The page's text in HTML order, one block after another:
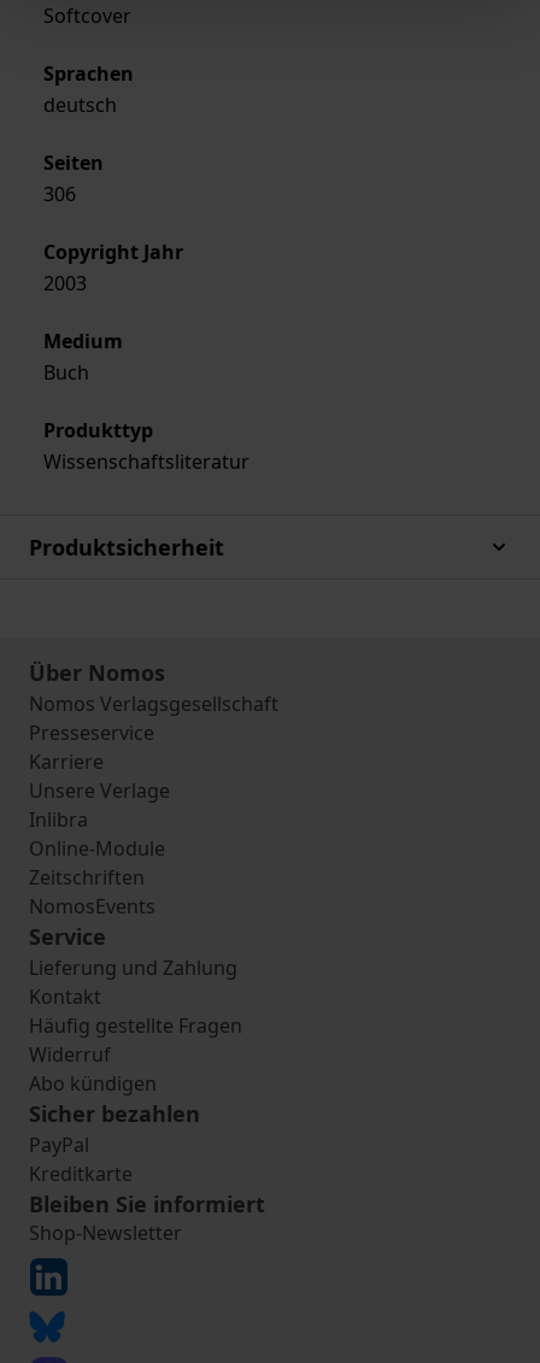
Softcover
Sprachen
deutsch
Seiten
306
Copyright Jahr
2003
Medium
Buch
Produkttyp
Wissenschaftsliteratur
Produktsicherheit
Über Nomos
Nomos Verlagsgesellschaft
Presseservice
Karriere
Unsere Verlage
Inlibra
Online-Module
Zeitschriften
NomosEvents
Service
Lieferung und Zahlung
Kontakt
Häufig gestellte Fragen
Widerruf
Abo kündigen
Sicher bezahlen
PayPal
Kreditkarte
Bleiben Sie informiert
Shop-Newsletter